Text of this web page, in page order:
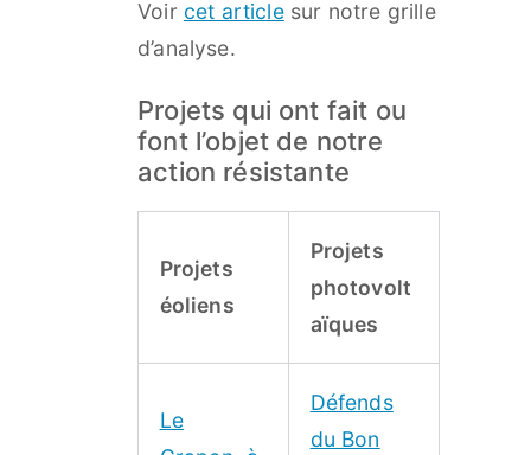
Voir cet articlesur notre grille
d’analyse.
Projets qui ont fait ou
font l’objet de notre
action résistante
Projets
éoliens
Projets
photovolt
aïques
Le
Défends
du Bon